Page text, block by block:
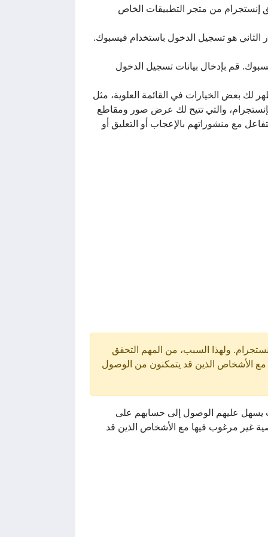
إنستجرام من متجر التطبيقات الخاص
الثاني هو تسجيل الدخول باستخدام فيسبوك.
قم بإدخال بيانات تسجيل الدخول
بعض الخيارات في القائمة العلوية، مثل
والتي تتيح لك عرض صور ومقاطع
مع منشوراتهم بالإعجاب أو التعليق أو
ولهذا السبب، من المهم التحقق
الأشخاص الذين قد يتمكنون من الوصول
يسهل عليهم الوصول إلى حسابهم على
غير مرغوب فيها مع الأشخاص الذين قد